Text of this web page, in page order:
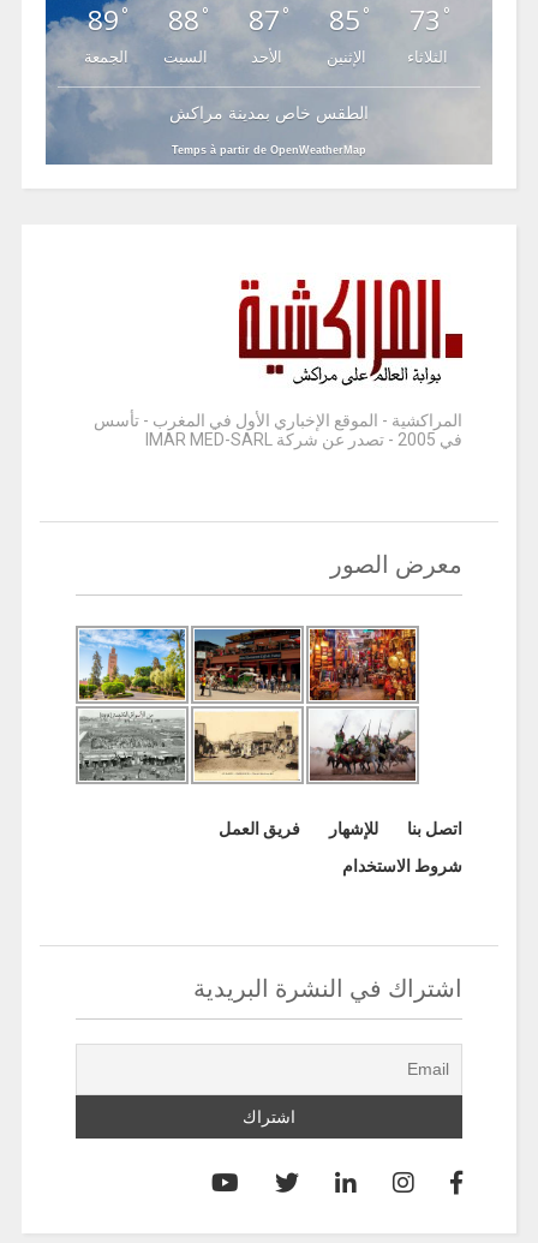
89°
الجمعة
88 °
السبت
87°
الأحد
85 °
الإثنين
73 °
الثلاثاء
الطقس خاص بمدينة مراكش
Temps à partir de OpenWeatherMap
المراكشية - الموقع الإخباري الأول في المغرب - تأسس
في 2005 - تصدر عن شركة IMAR MED-SARL
معرض الصور
اتصل بنا للإشهار
فريق العمل
شروط الاستخدام
اشتراك في النشرة البريدية